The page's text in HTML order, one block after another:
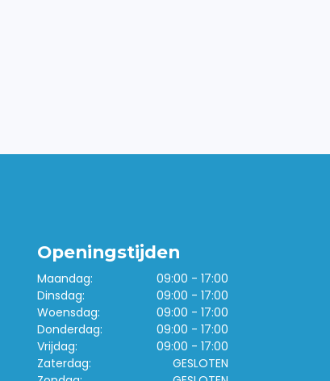
Openingstijden
Maandag:
09:00 - 17:00
Dinsdag:
09:00 - 17:00
Woensdag:
09:00 - 17:00
Donderdag:
09:00 - 17:00
Vrijdag:
09:00 - 17:00
Zaterdag:
GESLOTEN